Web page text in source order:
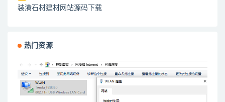
装潢石材建材网站源码下载
热门资源